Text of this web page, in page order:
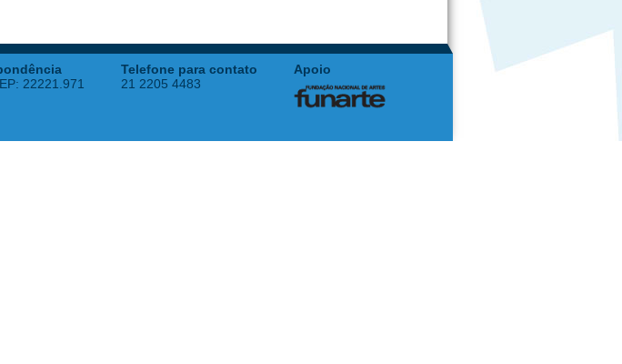
22221.971
Telefone para contato
21 2205 4483
Apoio